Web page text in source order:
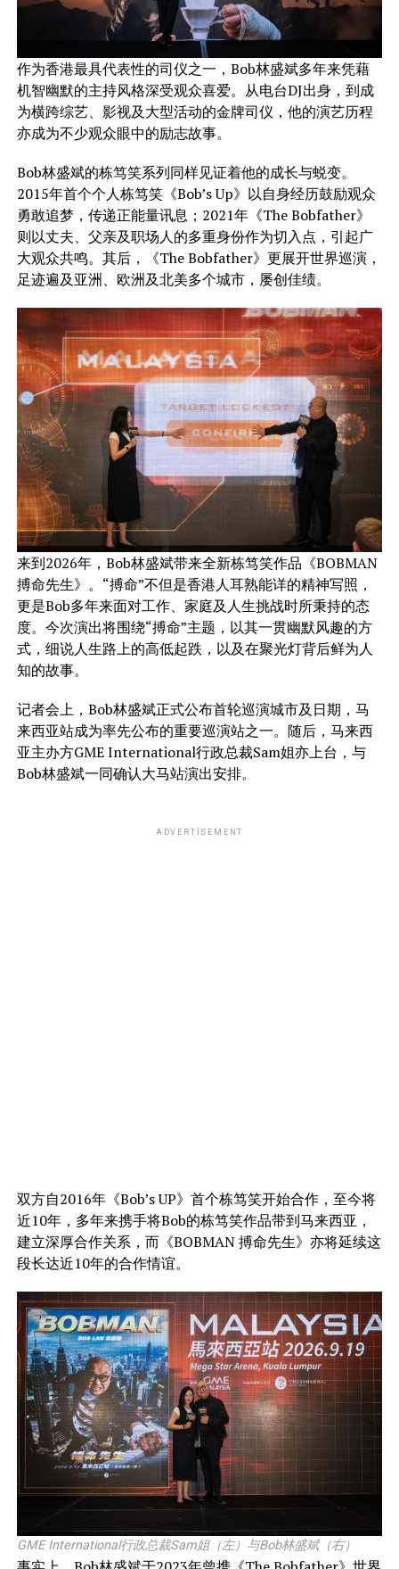
作为香港最具代表性的司仪之一，Bob林盛斌多年来凭藉
机智幽默的主持风格深受观众喜爱。从电台DJ出身，到成
为横跨综艺、影视及大型活动的金牌司仪，他的演艺历程
亦成为不少观众眼中的励志故事。
Bob林盛斌的栋笃笑系列同样见证着他的成长与蜕变。
2015年首个个人栋笃笑《Bob’s Up》以自身经历鼓励观众
勇敢追梦，传递正能量讯息；2021年《The Bobfather》
则以丈夫、父亲及职场人的多重身份作为切入点，引起广
大观众共鸣。其后，《The Bobfather》更展开世界巡演，
足迹遍及亚洲、欧洲及北美多个城市，屡创佳绩。
来到2026年，Bob林盛斌带来全新栋笃笑作品《BOBMAN
搏命先生》。“搏命”不但是香港人耳熟能详的精神写照，
更是Bob多年来面对工作、家庭及人生挑战时所秉持的态
度。今次演出将围绕“搏命”主题，以其一贯幽默风趣的方
式，细说人生路上的高低起跌，以及在聚光灯背后鲜为人
知的故事。
记者会上，Bob林盛斌正式公布首轮巡演城市及日期，马
来西亚站成为率先公布的重要巡演站之一。随后，马来西
亚主办方GME International行政总裁Sam姐亦上台，与
Bob林盛斌一同确认大马站演出安排。
ADVERTISEMENT
双方自2016年《Bob’s UP》首个栋笃笑开始合作，至今将
近10年，多年来携手将Bob的栋笃笑作品带到马来西亚，
建立深厚合作关系，而《BOBMAN 搏命先生》亦将延续这
段长达近10年的合作情谊。
GME International行政总裁Sam姐（左）与Bob林盛斌（右）